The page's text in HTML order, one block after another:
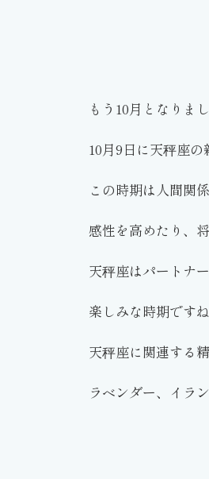
もう10月となりま
10月9日に天秤座
この時期は人間関
感性を高めたり、
天秤座はパートナ
楽しみな時期です
天秤座に関連する
ラベンダー、イラ